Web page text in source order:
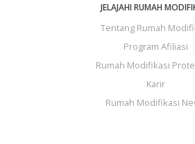
JELAJAHI RUMAH
Tentang Rumah
Program Afiliasi
Rumah Modifikasi
Karir
Rumah Modifikasi